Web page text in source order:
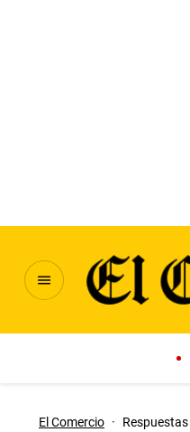
El Comercio · Respuestas